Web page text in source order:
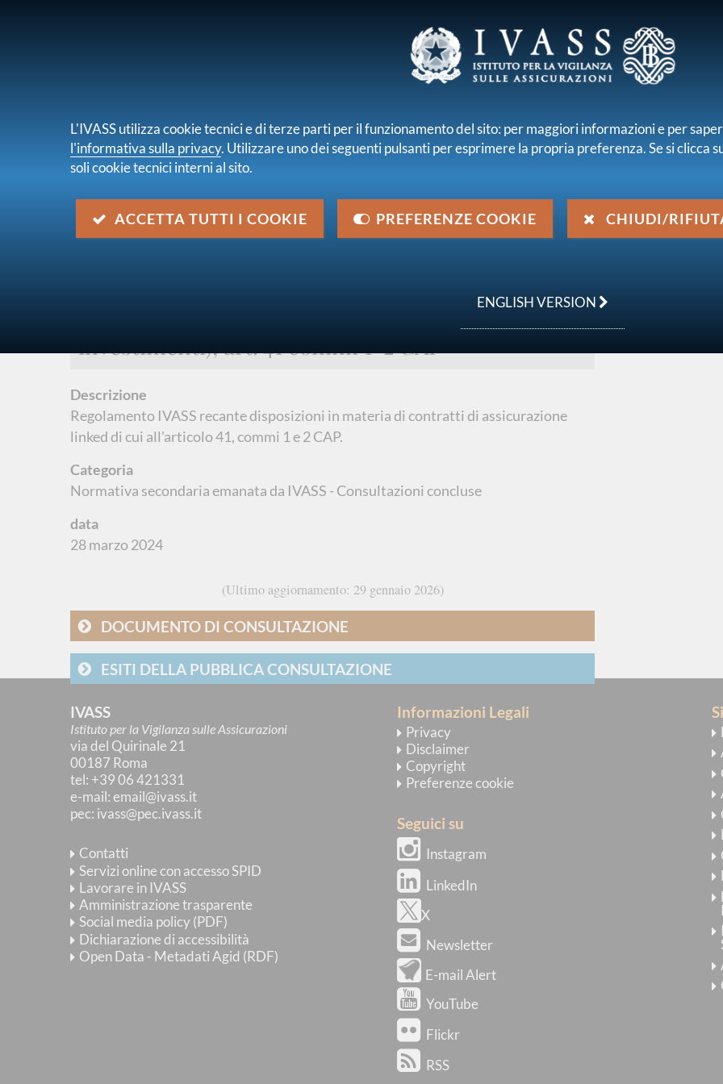
Home
Normativa Normativa secondaria emanata da IVASS
Pubbliche consultazioni
Consultazione n. 3/2022 - Regolamento IVASS su contratti assicurativi linked (prodotti collegati a investimenti), art. 41 commi
Consultazione n. 3/2022 - Regolamento IVASS su
investimenti), art. 41 commi 1-2 CAP
Descrizione
Regolamento IVASS recante disposizioni in materia di contratti di assicurazione
linked di cui all'articolo 41, commi 1 e 2 CAP.
Categoria
Normativa secondaria emanata da IVASS - Consultazioni concluse
data
28 marzo 2024
Ultimo aggiornamento 29 gennaio 2026
DOCUMENTO DI CONSULTAZIONE
ESITI DELLA PUBBLICA CONSULTAZIONE
IVASS
Istituto per la Vigilanza sulle Assicurazioni
via del Quirinale 21
00187 Roma
tel: +39 06 421331
e-mail:email@ivass.it
pec: ivass@pec.ivass.it
Contatti
Servizi online con accesso SPID
Lavorare in IVASS
Amministrazione trasparente
Social media policy (PDF)
Dichiarazione di accessibilità
Open Data - Metadati Agid (RDF)
Informazioni Legali
Privacy
Disclaimer
Copyright
Preferenze cookie
Seguici su
Instagram
LinkedIn
X
Newsletter
E-mail Alert
YouTube
Flickr
RSS
L'IVASS utilizza cookie tecnici e di terze parti per il funzionamento del sito: per maggiori informazioni e per
l'informativa sulla privacy. Utilizzare uno dei seguenti pulsanti per esprimere la propria preferenza. Se si clicca
soli cookie tecnici interni al sito.
ACCETTA TUTTI I COOKIE PREFERENZE COOKIE CHIUDI/
ENGLISH VERSION